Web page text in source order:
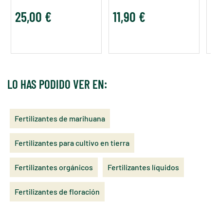
25,00 € 11,90 €
LO HAS PODIDO VER EN:
Fertilizantes de marihuana
Fertilizantes para cultivo en tierra
Fertilizantes orgánicos Fertilizantes líquidos
Fertilizantes de floración